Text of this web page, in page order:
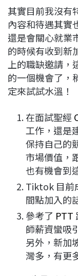
其實目前我沒有
內容和待遇其實
還是會關心就業
的時候有收到新
上的職缺邀請
的一個機會了，
定來試試水溫！
在面試聖經
工作，還是
保持自己的
市場價值，
也有機會到
Tiktok 目前
間點加入的
參考了 PTT
師薪資蠻吸
另外，新加
灣多，有更